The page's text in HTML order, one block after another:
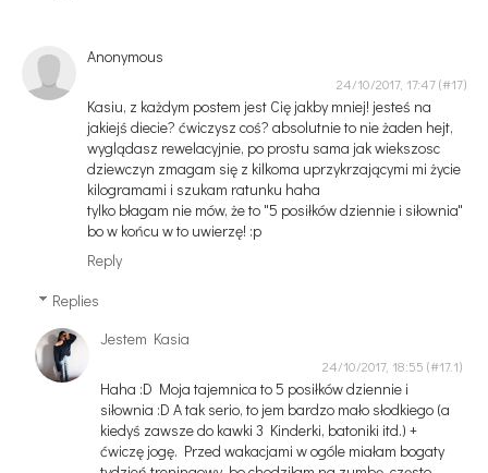
Anonymous
24/10/2017, 17:47
Kasiu, z każdym postem jest Cię jakby mniej! jesteś na
jakiejś diecie? ćwiczysz coś? absolutnie to nie żaden hejt,
wyglądasz rewelacyjnie, po prostu sama jak wiekszosc
dziewczyn zmagam się z kilkoma uprzykrzającymi mi życie
kilogramami i szukam ratunku haha
tylko błagam nie mów, że to "5 posiłków dziennie i siłownia"
bo w końcu w to uwierzę! :p
Reply
Replies
Jestem Kasia
24/10/2017, 18:55
Haha :D Moja tajemnica to 5 posiłków dziennie i
siłownia :D A tak serio, to jem bardzo mało słodkiego (a
kiedyś zawsze do kawki 3 Kinderki, batoniki itd.) +
ćwiczę jogę. Przed wakacjami w ogóle miałam bogaty